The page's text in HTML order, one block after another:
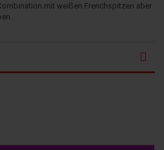
mit weißen Frenchspitzen aber